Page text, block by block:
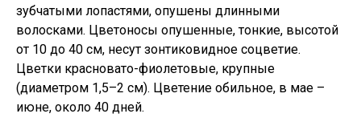
зубчатыми лопастями, опушены длинными
волосками. Цветоносы опушенные, тонкие, высотой
от 10 до 40 см, несут зонтиковидное соцветие.
Цветки красновато-фиолетовые, крупные
(диаметром 1,5–2 см). Цветение обильное, в мае –
июне, около 40 дней.